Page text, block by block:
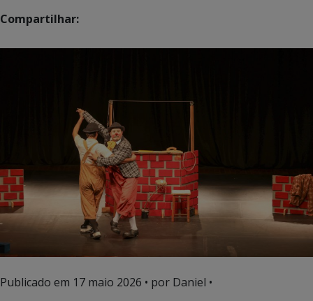
Compartilhar:
Publicado em 17 maio 2026 • por Daniel •